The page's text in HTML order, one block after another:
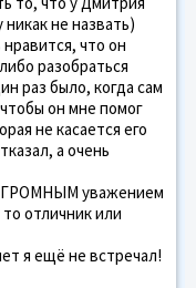
не назвать)
что он
разобраться
раз было, когда сам
он мне помог
не касается его
а очень
уважением
отличник или
я ещё не встречал!